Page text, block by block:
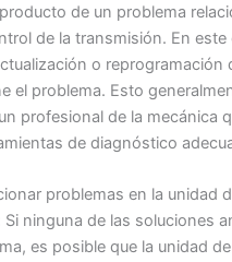
de un problema
de la transmisión. En este
o reprogramación
el problema. Esto
profesional de la mecánica
de diagnóstico
problemas en la unidad
ninguna de las soluciones
es posible que la unidad